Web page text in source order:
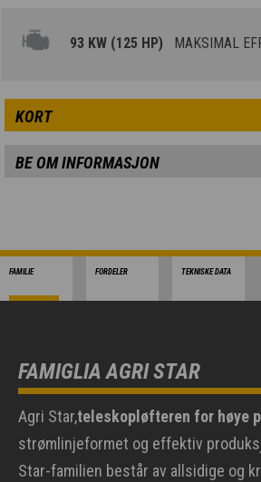
93 KW (125 HP) MAKSIMAL
KORT
BE OM INFORMASJON
FAMILIE FORDELER TEKNISKE DATA
FAMIGLIA AGRI STAR
Agri Star,teleskopløfteren for høye
strømlinjeformet og effektiv
Star-familien består av allsidige og